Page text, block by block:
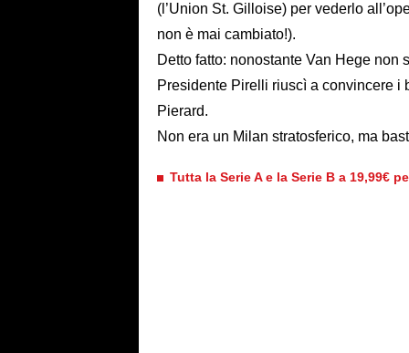
(l’Union St. Gilloise) per vederlo
non è mai cambiato!).
Detto fatto: nonostante Van Hege non
Presidente Pirelli riuscì a convincere i
Pierard.
Non era un Milan stratosferico, ma
Tutta la Serie A e la Serie B a 19,99€